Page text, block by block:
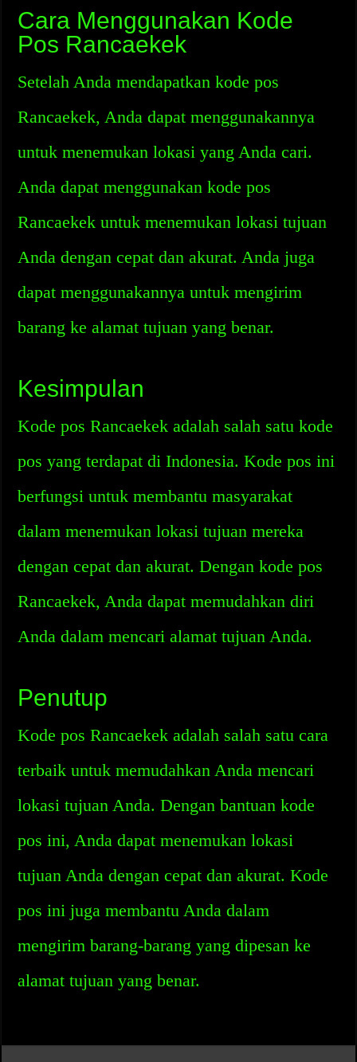
Cara Menggunakan Kode
Pos Rancaekek
Setelah Anda mendapatkan kode pos
Rancaekek, Anda dapat menggunakannya
untuk menemukan lokasi yang Anda cari.
Anda dapat menggunakan kode pos
Rancaekek untuk menemukan lokasi tujuan
Anda dengan cepat dan akurat. Anda juga
dapat menggunakannya untuk mengirim
barang ke alamat tujuan yang benar.
Kesimpulan
Kode pos Rancaekek adalah salah satu kode
pos yang terdapat di Indonesia. Kode pos ini
berfungsi untuk membantu masyarakat
dalam menemukan lokasi tujuan mereka
dengan cepat dan akurat. Dengan kode pos
Rancaekek, Anda dapat memudahkan diri
Anda dalam mencari alamat tujuan Anda.
Penutup
Kode pos Rancaekek adalah salah satu cara
terbaik untuk memudahkan Anda mencari
lokasi tujuan Anda. Dengan bantuan kode
pos ini, Anda dapat menemukan lokasi
tujuan Anda dengan cepat dan akurat. Kode
pos ini juga membantu Anda dalam
mengirim barang-barang yang dipesan ke
alamat tujuan yang benar.